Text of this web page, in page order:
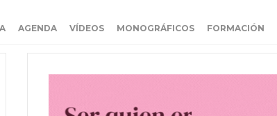
AGENDA VÍDEOS MONOGRÁFICOS FORMACIÓN